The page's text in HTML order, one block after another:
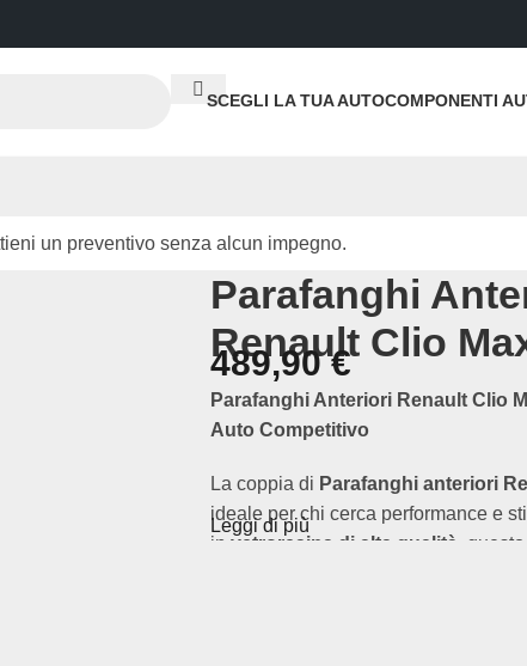
SCEGLI LA TUA AUTOCOMPONENTI
un preventivo senza alcun impegno.
Parafanghi
Renault Clio
489,90€
Parafanghi Anteriori Renault Clio
Auto Competitivo
La coppia di Parafanghi anteriori
ideale per chi cerca performance e
invetroresina di alta qualità
,
Leggi di più